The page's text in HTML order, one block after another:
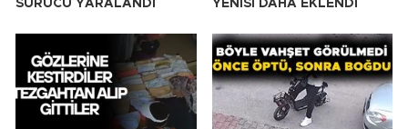
SÜRÜCÜ YARALANDI
YENİSİ DAHA EKLENDİ